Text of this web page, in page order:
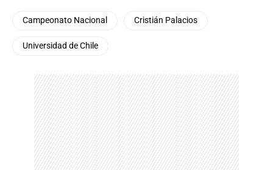
Campeonato Nacional Cristián Palacios
Universidad de Chile